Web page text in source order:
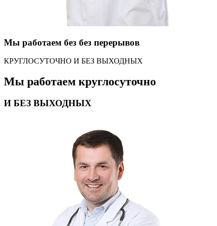
Мы работаем без без перерывов
КРУГЛОСУТОЧНО И БЕЗ ВЫХОДНЫХ
Мы работаем круглосуточно
И БЕЗ ВЫХОДНЫХ